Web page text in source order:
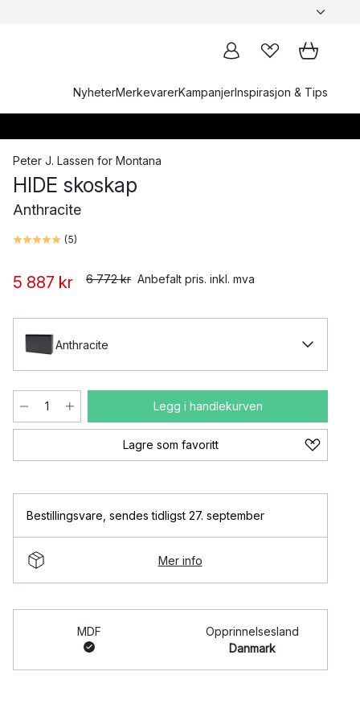
NyheterMerkevarerKampanjerInspirasjon & Tips
Peter J. Lassen for Montana
HIDE skoskap
Anthracite
(5)
5 887 kr 6 772 kr Anbefalt pris. inkl. mva
Anthracite
Legg i handlekurven
Lagre som favoritt
Bestillingsvare sendes tidligst 27. september
Mer info
MDF
Opprinnelsesland
Danmark